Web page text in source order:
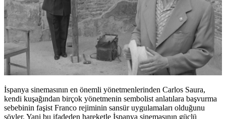
İspanya sinemasının en önemli yönetmenlerinden Carlos Saura,
kendi kuşağından birçok yönetmenin sembolist anlatılara başvurma
sebebinin faşist Franco rejiminin sansür uygulamaları olduğunu
söyler. Yani bu ifadeden hareketle İspanya sinemasının güçlü